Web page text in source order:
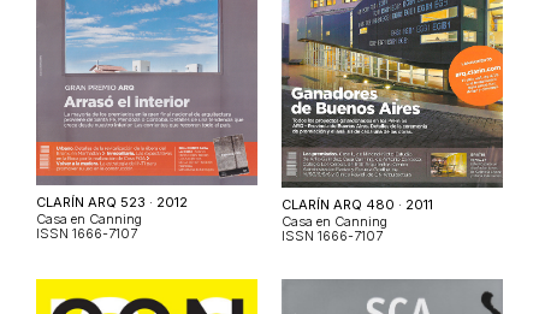
CLARÍN ARQ 523 · 2012
Casa en Canning
ISSN 1666-7107
CLARÍN ARQ 480 · 2011
Casa en Canning
ISSN 1666-7107